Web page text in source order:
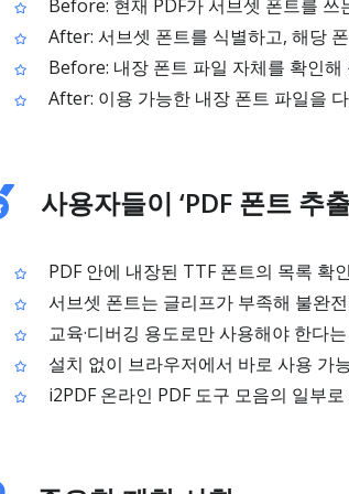
Before: 현재 PDF가 서브셋 폰트를 쓰
After: 서브셋 폰트를 식별하고, 해당
Before: 내장 폰트 파일 자체를 확인해
After: 이용 가능한 내장 폰트 파일을
사용자들이 ‘PDF 폰트 추
PDF 안에 내장된 TTF 폰트의 목록 확
서브셋 폰트는 글리프가 부족해 불완
교육·디버깅 용도로만 사용해야 한다
설치 없이 브라우저에서 바로 사용 가
i2PDF 온라인 PDF 도구 모음의 일부